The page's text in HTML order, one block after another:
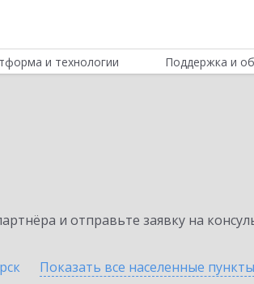
и технологии Поддержка и
и отправьте заявку на
Показать все населенные пункты